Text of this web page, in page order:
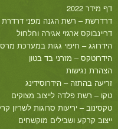
דף מידר 2022
דרדרשת – רשת הגנה מפני דרדרת
דריינבוקס ארגזי אגירה וחלחול
הידרוגג – חיפוי גגות במערכת
הידרוטקס – מזרני בד בטון
הצהרת נגישות
זריעה בהתזה – הידרוסידינג
טקו – רשת פלדה לייצוב מצוקים
טקסינוב – יריעות סרוגות לשריון
ייצוב קרקע ושבילים מוקשחים